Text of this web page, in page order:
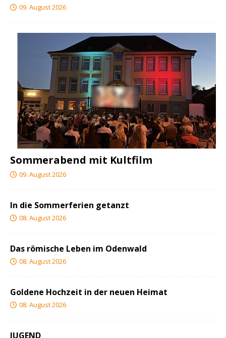
09. August 2026
Sommerabend mit Kultfilm
09. August 2026
In die Sommerferien getanzt
08. August 2026
Das römische Leben im Odenwald
08. August 2026
Goldene Hochzeit in der neuen Heimat
08. August 2026
JUGEND